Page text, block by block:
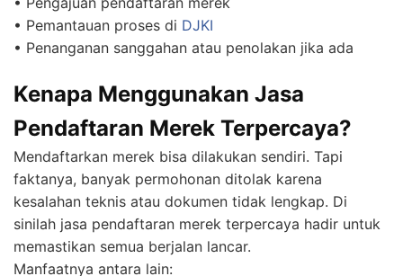
• Pemantauan proses di DJKI
• Penanganan sanggahan atau penolakan jika ada
Kenapa Menggunakan Jasa
Pendaftaran Merek Terpercaya?
Mendaftarkan merek bisa dilakukan sendiri. Tapi
faktanya, banyak permohonan ditolak karena
kesalahan teknis atau dokumen tidak lengkap. Di
sinilah jasa pendaftaran merek terpercaya hadir untuk
memastikan semua berjalan lancar.
Manfaatnya antara lain: